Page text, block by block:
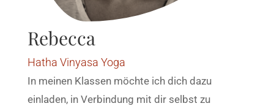
Rebecca
Hatha Vinyasa Yoga
In meinen Klassen möchte ich dich dazu
einladen, in Verbindung mit dir selbst zu